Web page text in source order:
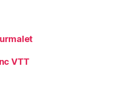
VTT